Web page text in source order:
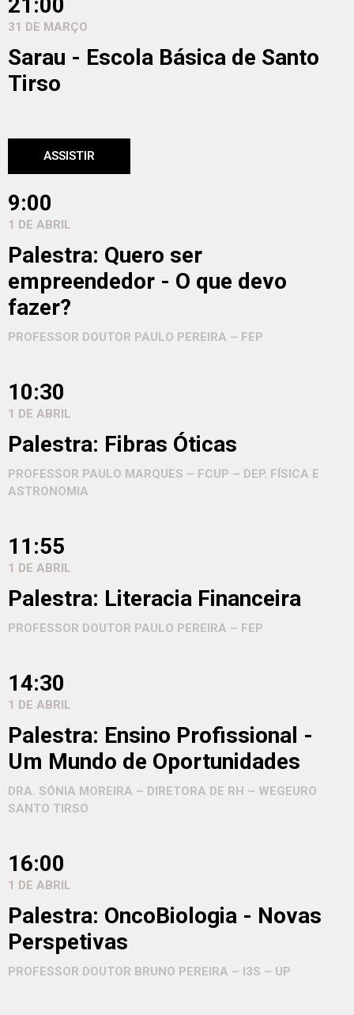
31 DE MARÇO
Sarau - Escola Básica de Santo
Tirso
ASSISTIR
9:00
1 DE ABRIL
Palestra: Quero ser
empreendedor - O que devo
fazer?
PROFESSOR DOUTOR PAULO PEREIRA – FEP
10:30
1 DE ABRIL
Palestra: Fibras Óticas
PROFESSOR PAULO MARQUES – FCUP – DEP. FÍSICA E
ASTRONOMIA
11:55
1 DE ABRIL
Palestra: Literacia Financeira
PROFESSOR DOUTOR PAULO PEREIRA – FEP
14:30
1 DE ABRIL
Palestra: Ensino Profissional -
Um Mundo de Oportunidades
DRA. SÓNIA MOREIRA – DIRETORA DE RH – WEGEURO
SANTO TIRSO
16:00
1 DE ABRIL
Palestra: OncoBiologia - Novas
Perspetivas
PROFESSOR DOUTOR BRUNO PEREIRA – I3S – UP